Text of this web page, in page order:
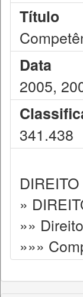
Título
Data
2005,
341.438
»
»»
»»»